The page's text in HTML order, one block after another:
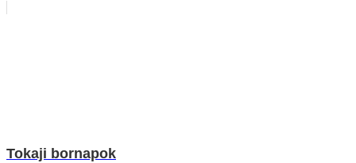
Tokaji bornapok